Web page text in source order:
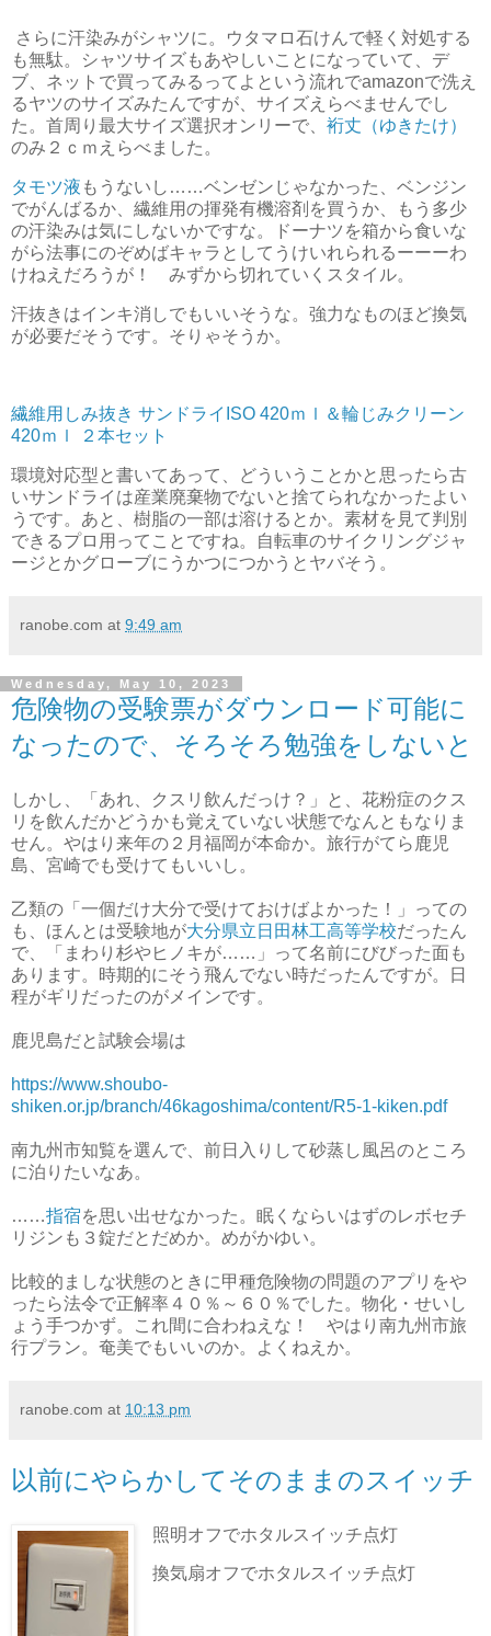
さらに汗染みがシャツに。ウタマロ石けんで軽く対処する
も無駄。シャツサイズもあやしいことになっていて、デ
ブ、ネットで買ってみるってよという流れでamazonで洗え
るヤツのサイズみたんですが、サイズえらべませんでし
た。首周り最大サイズ選択オンリーで、 裄丈（ゆきたけ）
のみ２ｃｍえらべました。
タモツ液 もうないし……ベンゼンじゃなかった、ベンジン
でがんばるか、繊維用の揮発有機溶剤を買うか、もう多少
の汗染みは気にしないかですな。ドーナツを箱から食いな
がら法事にのぞめばキャラとしてうけいれられるーーーわ
けねえだろうが！ みずから切れていくスタイル。
汗抜きはインキ消しでもいいそうな。強力なものほど換気
が必要だそうです。そりゃそうか。
繊維用しみ抜き サンドライISO 420ｍｌ＆輪じみクリーン
420ｍｌ ２本セット
環境対応型と書いてあって、どういうことかと思ったら古
いサンドライは産業廃棄物でないと捨てられなかったよい
うです。あと、樹脂の一部は溶けるとか。素材を見て判別
できるプロ用ってことですね。自転車のサイクリングジャ
ージとかグローブにうかつにつかうとヤバそう。
ranobe.com at 9:49 am
Wednesday, May 10, 2023
危険物の受験票がダウンロード可能に
なったので、そろそろ勉強をしないと
しかし、「あれ、クスリ飲んだっけ？」と、花粉症のクス
リを飲んだかどうかも覚えていない状態でなんともなりま
せん。やはり来年の２月福岡が本命か。旅行がてら鹿児
島、宮崎でも受けてもいいし。
乙類の「一個だけ大分で受けておけばよかった！」っての
も、ほんとは受験地が大分県立日田林工高等学校だったん
で、「まわり杉やヒノキが……」って名前にびびった面も
あります。時期的にそう飛んでない時だったんですが。日
程がギリだったのがメインです。
鹿児島だと試験会場は
https://www.shoubo-
shiken.or.jp/branch/46kagoshima/content/R5-1-kiken.pdf
南九州市知覧を選んで、前日入りして砂蒸し風呂のところ
に泊りたいなあ。
……指宿を思い出せなかった。眠くならいはずのレボセチ
リジンも３錠だとだめか。めがかゆい。
比較的ましな状態のときに甲種危険物の問題のアプリをや
ったら法令で正解率４０％～６０％でした。物化・せいし
ょう手つかず。これ間に合わねえな！ やはり南九州市旅
行プラン。奄美でもいいのか。よくねえか。
ranobe.com at 10:13 pm
以前にやらかしてそのままのスイッチ
照明オフでホタルスイッチ点灯
換気扇オフでホタルスイッチ点灯